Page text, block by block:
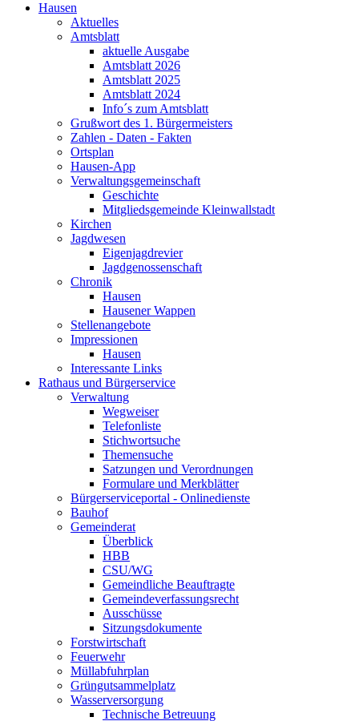
Hausen
Aktuelles
Amtsblatt
aktuelle Ausgabe
Amtsblatt 2026
Amtsblatt 2025
Amtsblatt 2024
Info´s zum Amtsblatt
Grußwort des 1. Bürgermeisters
Zahlen - Daten - Fakten
Ortsplan
Hausen-App
Verwaltungsgemeinschaft
Geschichte
Mitgliedsgemeinde Kleinwallstadt
Kirchen
Jagdwesen
Eigenjagdrevier
Jagdgenossenschaft
Chronik
Hausen
Hausener Wappen
Stellenangebote
Impressionen
Hausen
Interessante Links
Rathaus und Bürgerservice
Verwaltung
Wegweiser
Telefonliste
Stichwortsuche
Themensuche
Satzungen und Verordnungen
Formulare und Merkblätter
Bürgerserviceportal - Onlinedienste
Bauhof
Gemeinderat
Überblick
HBB
CSU/WG
Gemeindliche Beauftragte
Gemeindeverfassungsrecht
Ausschüsse
Sitzungsdokumente
Forstwirtschaft
Feuerwehr
Müllabfuhrplan
Grüngutsammelplatz
Wasserversorgung
Technische Betreuung